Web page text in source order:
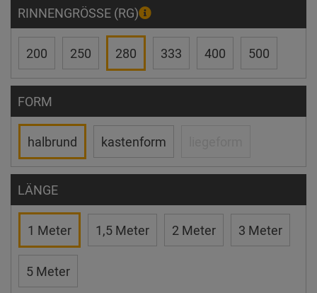
RINNENGRÖSSE (RG)
200 250 280 333 400 500
FORM
halbrund kastenform
LÄNGE
1 Meter 1,5 Meter 2 Meter 3 Meter
5 Meter